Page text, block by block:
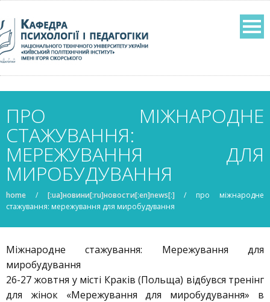
ПРО МІЖНАРОДНЕ
СТАЖУВАННЯ:
МЕРЕЖУВАННЯ ДЛЯ
МИРОБУДУВАННЯ
home / [:ua]новини[:ru]новости[:en]news[:]/ про міжнародне
стажування: мережування для миробудування
Міжнародне стажування: Мережування для
миробудування
26-27 жовтня у місті Краків (Польща) відбувся тренінг
для жінок «Мережування для миробудування» в